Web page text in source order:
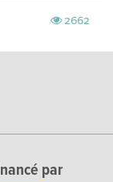
2662
par